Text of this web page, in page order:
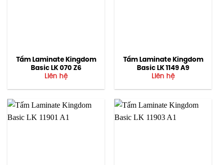
Tấm Laminate Kingdom
Basic LK 070 Z6
Liên hệ
Tấm Laminate Kingdom
Basic LK 1149 A9
Liên hệ